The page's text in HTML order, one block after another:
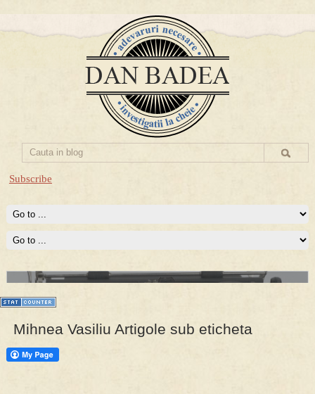
Subscribe
PRESA
Permise pentru vânătoarea de porci în costume, cu gulere albe
Prima mea carte publicata (Nemira)
Averea Presedintelui: prima lucrare despre controversatele
conturi secrete ale Securitatii.
Mihnea Vasiliu Artigole sub eticheta